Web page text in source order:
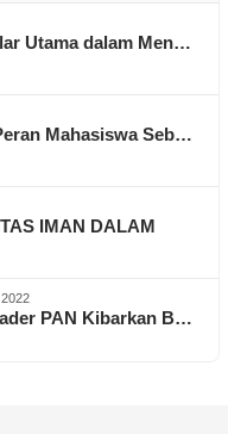
Utama dalam Men…
Mahasiswa Seb…
IMAN DALAM
PAN Kibarkan B…